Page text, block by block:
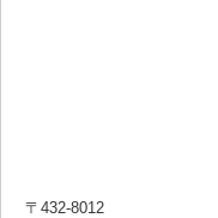
〒432-8012